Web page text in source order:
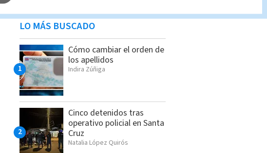
LO MÁS BUSCADO
Cómo cambiar el orden de
los apellidos
Indira Zúñiga
Cinco detenidos tras
operativo policial en Santa
Cruz
Natalia López Quirós